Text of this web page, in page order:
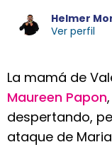
Helmer
Ver perfil
La mamá de
Maureen Papon
despertando,
ataque de